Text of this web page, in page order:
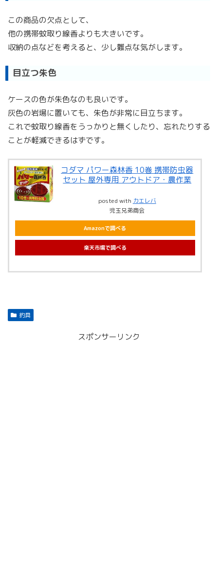
この商品の欠点として、
他の携帯蚊取り線香よりも大きいです。
収納の点などを考えると、少し難点な気がします。
目立つ朱色
ケースの色が朱色なのも良いです。
灰色の岩場に置いても、朱色が非常に目立ちます。
これで蚊取り線香をうっかりと無くしたり、忘れたりする
ことが軽減できるはずです。
コダマ パワー森林香 10巻 携帯防虫器
セット 屋外専用 アウトドア・農作業
posted with カエレバ
児玉兄弟商会
Amazonで調べる
楽天市場で調べる
釣具
スポンサーリンク